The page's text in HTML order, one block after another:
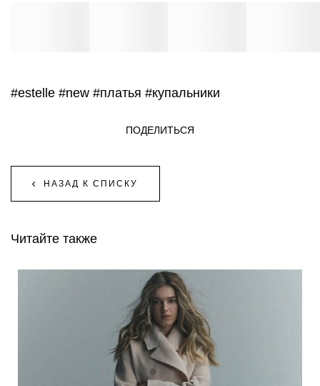
#estelle #new #платья #купальники
НАЗАД К СПИСКУ
ПОДЕЛИТЬСЯ
Читайте также